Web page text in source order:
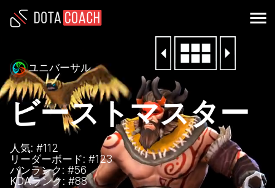
ユニバーサル
ビーストマスター
人気: #112
リーダーボード: #123
バンランク: #56
KDAランク: #88